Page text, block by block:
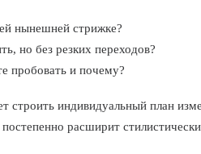
нынешней стрижке?
но без резких переходов?
пробовать и почему?
строить индивидуальный план
расширит